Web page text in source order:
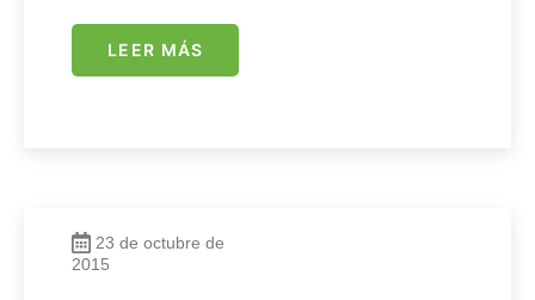
LEER MÁS
23 de octubre de
2015